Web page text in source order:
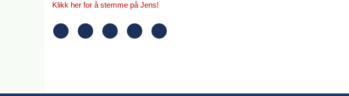
Klikk her for å stemme på Jens!